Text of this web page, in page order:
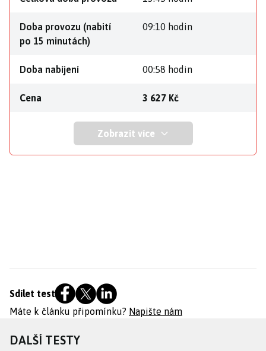
Doba provozu (nabití
po 15 minutách)
09:10 hodin
Doba nabíjení 00:58 hodin
Cena 3 627 Kč
Zobrazit více
Sdílet test
Máte k článku připomínku? Napište nám
DALŠÍ TESTY